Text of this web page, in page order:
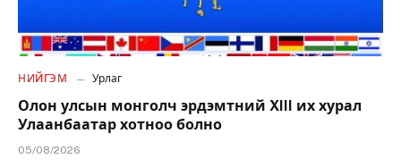
НИЙГЭМ Урлаг
Олон улсын монголч эрдэмтний XIII их хурал
Улаанбаатар хотноо болно
05/08/2026